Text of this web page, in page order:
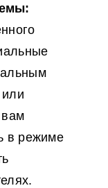
или
вам
в режиме